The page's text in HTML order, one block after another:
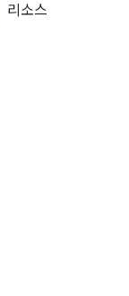
리소스